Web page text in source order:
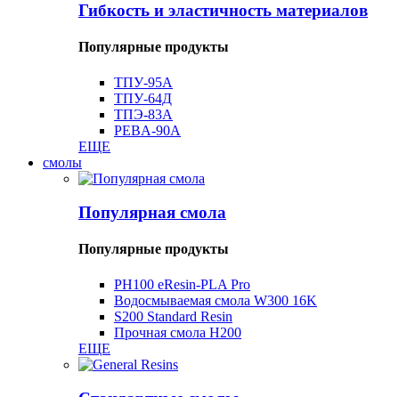
Гибкость и эластичность материалов
Популярные продукты
ТПУ-95А
ТПУ-64Д
ТПЭ-83А
PEBA-90A
ЕЩЕ
смолы
Популярная смола
Популярные продукты
PH100 ​​eResin-PLA Pro
Водосмываемая смола W300 16K
S200 Standard Resin
Прочная смола H200
ЕЩЕ